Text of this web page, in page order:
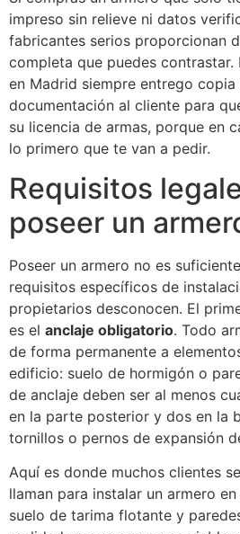
impreso sin relieve ni datos
fabricantes serios proporcionan
completa que puedes contrastar.
en Madrid siempre entrego copia
documentación al cliente para
su licencia de armas, porque en
lo primero que te van a pedir.
Requisitos
poseer un
Poseer un armero no es
requisitos específicos de
propietarios desconocen. El
es el anclaje obligatorio. Todo
de forma permanente a
edificio: suelo de hormigón o
de anclaje deben ser al menos
en la parte posterior y dos en la
tornillos o pernos de expansión
Aquí es donde muchos clientes
llaman para instalar un armero
suelo de tarima flotante y